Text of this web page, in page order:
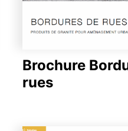
Brochure
rues